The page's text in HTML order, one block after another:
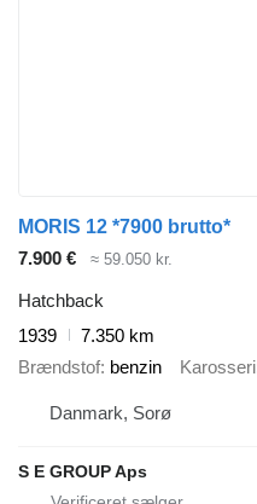
MORIS 12 *7900 brutto*
7.900 €
≈ 59.050 kr.
Hatchback
1939
7.350 km
Brændstof benzin Karosseri
Danmark, Sorø
S E GROUP Aps